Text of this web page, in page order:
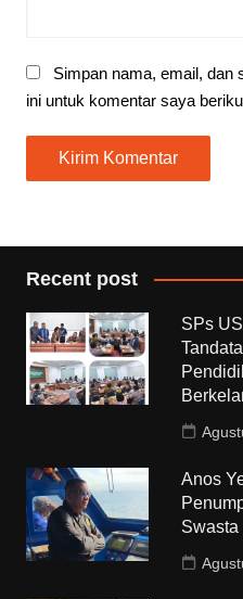
Simpan nama, email, dan
ini untuk komentar saya
Recent post
SPs
Anos